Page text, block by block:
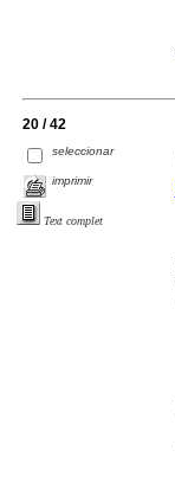
20 / 42
seleccionar
imprimir
Text complet